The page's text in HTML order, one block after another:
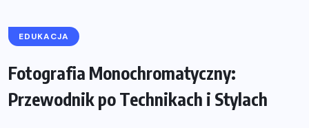
EDUKACJA
Fotografia Monochromatyczny:
Przewodnik po Technikach i Stylach